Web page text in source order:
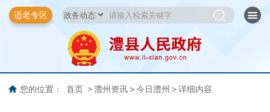
适老专区
您的位置： 首页 > 澧州资讯 > 今日澧州 > 详细内容